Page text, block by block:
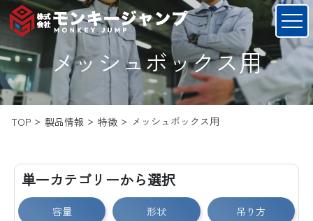
メッシュボックス用
TOP 製品情報 特徴 メッシュボックス用
単一カテゴリーから選択
容量 形状 吊り方